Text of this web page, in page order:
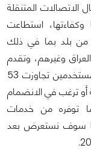
المتنقلة
وكفاءتها، استطاعت
من بلد بما في ذلك
وغيرهم، وتقدم
شركة زين حاليا خدماتها المختلفة إلى قاعدة مستخدمين تجاوزت 53
أو ترغب في الانضمام
توفره من خدمات
سوف نستعرض بعد